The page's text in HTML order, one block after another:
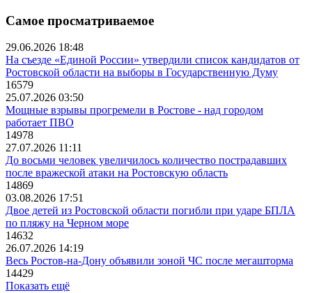
Самое просматриваемое
29.06.2026 18:48
На съезде «Единой России» утвердили список кандидатов от
Ростовской области на выборы в Государственную Думу
16579
25.07.2026 03:50
Мощные взрывы прогремели в Ростове - над городом
работает ПВО
14978
27.07.2026 11:11
До восьми человек увеличилось количество пострадавших
после вражеской атаки на Ростовскую область
14869
03.08.2026 17:51
Двое детей из Ростовской области погибли при ударе БПЛА
по пляжу на Черном море
14632
26.07.2026 14:19
Весь Ростов-на-Дону объявили зоной ЧС после мегашторма
14429
Показать ещё